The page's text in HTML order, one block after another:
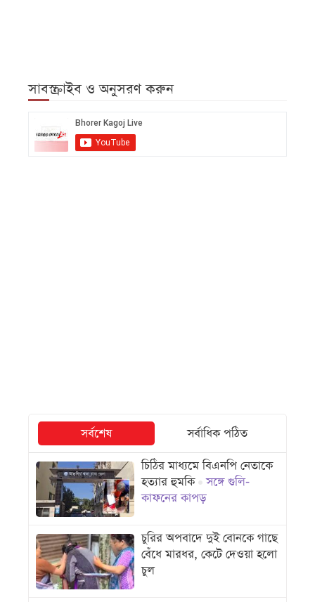
সাবস্ক্রাইব ও অনুসরণ করুন
সর্বশেষ
সর্বাধিক পঠিত
চিঠির মাধ্যমে বিএনপি নেতাকে
হত্যার হুমকি
সঙ্গে গুলি-
কাফনের কাপড়
চুরির অপবাদে দুই বোনকে গাছে
বেঁধে মারধর, কেটে দেওয়া হলো
চুল